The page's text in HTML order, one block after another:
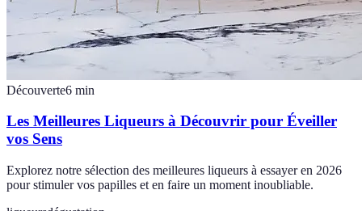
Découverte6 min
Les Meilleures Liqueurs à Découvrir pour Éveiller
vos Sens
Explorez notre sélection des meilleures liqueurs à essayer en 2026
pour stimuler vos papilles et en faire un moment inoubliable.